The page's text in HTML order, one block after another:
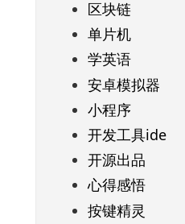
区块链
单片机
学英语
安卓模拟器
小程序
开发工具ide
开源出品
心得感悟
按键精灵